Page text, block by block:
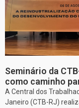
Seminário da
como caminho
A Central dos
Janeiro (CTB-RJ)